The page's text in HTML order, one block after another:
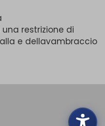
restrizione di
e dellavambraccio